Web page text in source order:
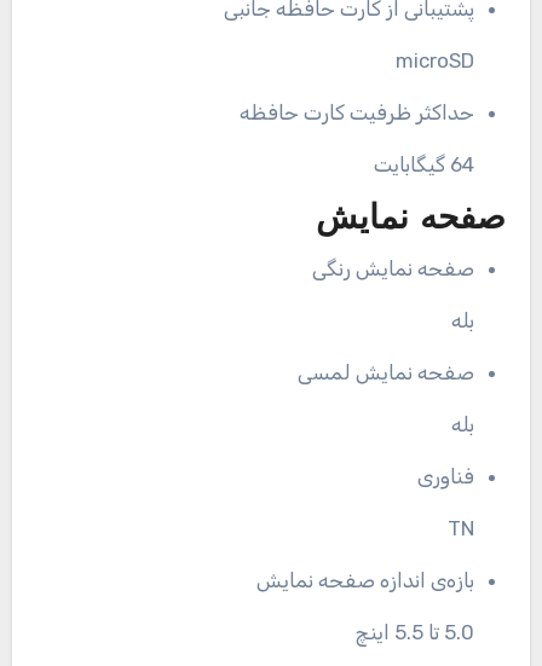
پشتیبانی از کارت حافظه جانبی
microSD
حداکثر ظرفیت کارت حافظه
64 گیگابایت
صفحه نمایش
صفحه نمایش رنگی
بله
صفحه نمایش لمسی
بله
فناوری
TN
بازه‌ی اندازه صفحه نمایش
5.0 تا 5.5 اینچ